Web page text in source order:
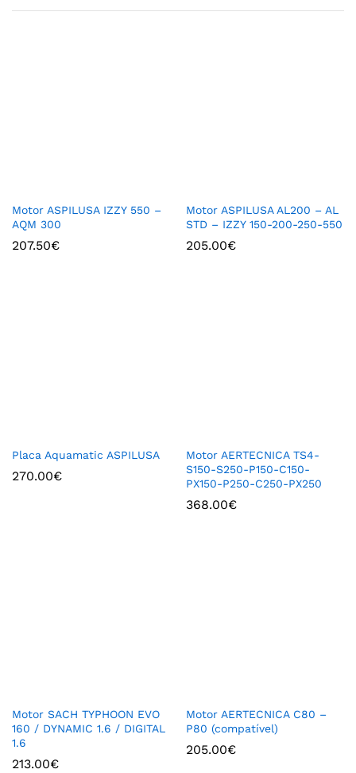
Motor ASPILUSA IZZY 550 –
AQM 300
207.50€
Motor ASPILUSA AL200 – AL
STD – IZZY 150-200-250-550
205.00€
Placa Aquamatic ASPILUSA
270.00€
Motor AERTECNICA TS4-
S150-S250-P150-C150-
PX150-P250-C250-PX250
368.00€
Motor SACH TYPHOON EVO
160 / DYNAMIC 1.6 / DIGITAL
1.6
213.00€
Motor AERTECNICA C80 –
P80 (compatível)
205.00€